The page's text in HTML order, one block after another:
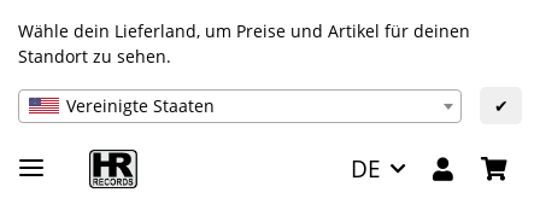
Wähle dein Lieferland, um Preise und Artikel für deinen
Standort zu sehen.
Vereinigte Staaten ✔
DE